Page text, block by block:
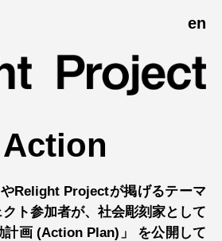
en
Relight Projectが掲げるテーマ
ト参加者が、社会彫刻家として
計画 (Action Plan)」 を公開して